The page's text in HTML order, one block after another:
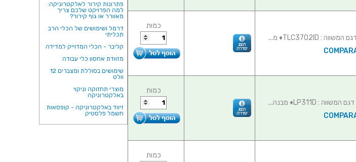
פתרונות קירור לאלקטרוניקה:
למה הפרויקט שלכם צריך
מאוורר או גוף קירור?
דרמל ושימושים של הכלי הרב
תכליתי
קליבר - הכלי המדוייק למדידה
מזוודת אחסון כלי עבודה
שימושים בסוללת ומצברים 12
וולט
מוצרי תחזוקה וניקוי
באלקטרוניקה
זיווד באלקטרוניקה - קופסאות
חשמל פלסטיק
כמות
כמות
כמות